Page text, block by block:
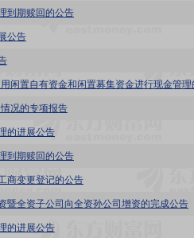
到期赎回的公告
公告
闲置自有资金和闲置募集资金进行现金管理
况的专项报告
的进展公告
到期赎回的公告
商变更登记的公告
暨全资子公司向全资孙公司增资的完成公告
的进展公告